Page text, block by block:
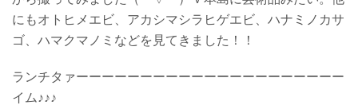
にもオトヒメエビ、アカシマシラヒゲエビ、ハナミノカサ
ゴ、ハマクマノミなどを見てきました！！
ランチタァーーーーーーーーーーーーーーーーーーーーー
イム♪♪♪